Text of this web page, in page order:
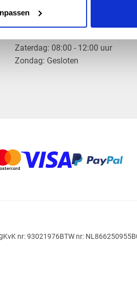
​Zaterdag: 08:00 - 12:00 uur
​Zondag: Gesloten
KvK nr: 93021976BTW nr: